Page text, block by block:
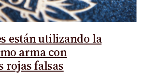
están utilizando la
arma con
rojas falsas